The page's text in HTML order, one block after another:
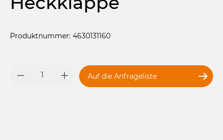
Produktnummer: 4630131160
Produkt Anzahl: Gib den
Auf die Anfrageliste